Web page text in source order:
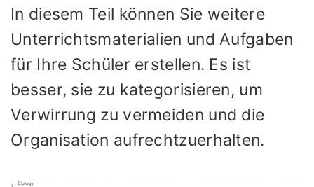
In diesem Teil können Sie weitere
Unterrichtsmaterialien und Aufgaben
für Ihre Schüler erstellen. Es ist
besser, sie zu kategorisieren, um
Verwirrung zu vermeiden und die
Organisation aufrechtzuerhalten.